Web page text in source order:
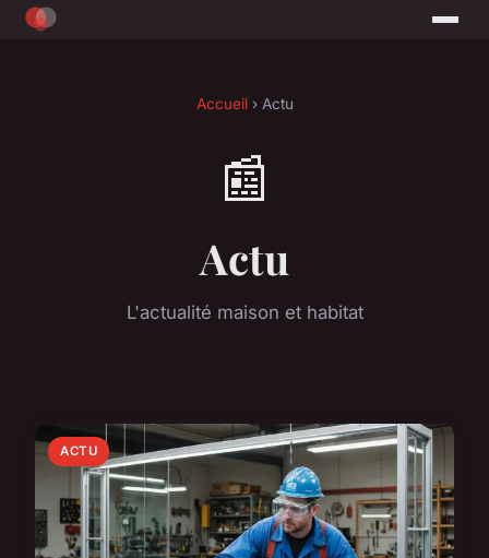
Accueil› Actu
📰
Actu
L'actualité maison et habitat
ACTU